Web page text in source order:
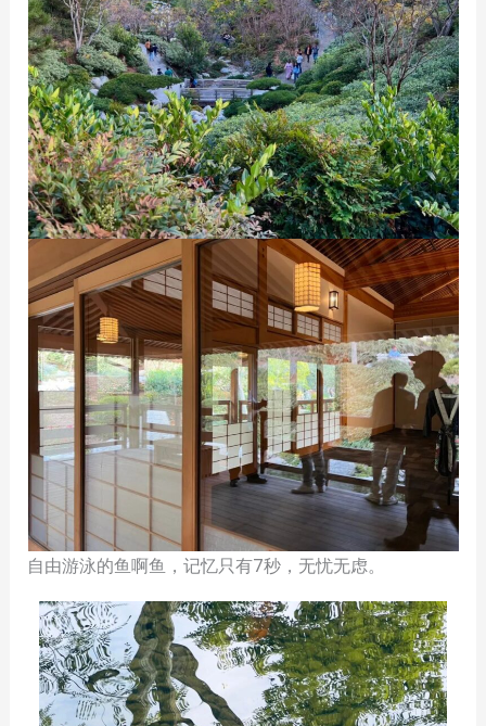
自由游泳的鱼啊鱼，记忆只有7秒，无忧无虑。